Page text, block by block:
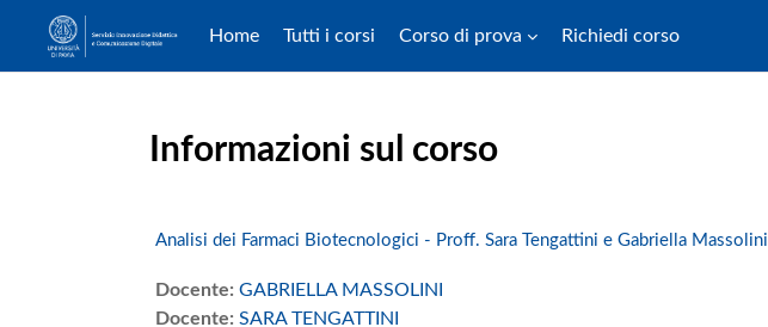
Home Tutti i corsi Corso di prova Richiedi corso
Informazioni sul corso
Analisi dei Farmaci Biotecnologici - Proff. Sara Tengattini e Gabriella Massolini
Docente: GABRIELLA MASSOLINI
Docente: SARA TENGATTINI